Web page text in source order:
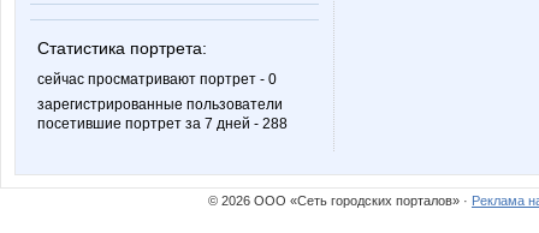
Статистика портрета:
сейчас просматривают портрет - 0
зарегистрированные пользователи
посетившие портрет за 7 дней - 288
© 2026 ООО «Сеть городских порталов» · Реклама